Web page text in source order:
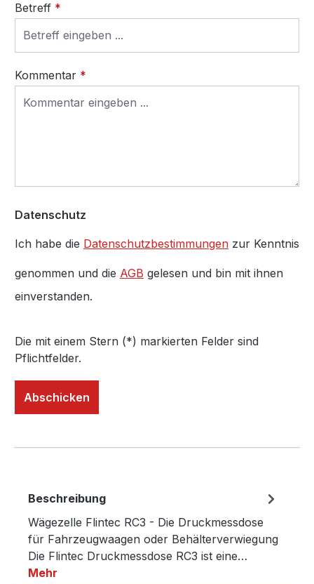
Betreff *
Kommentar *
Datenschutz
Ich habe die Datenschutzbestimmungen zur Kenntnis
genommen und die AGB gelesen und bin mit ihnen
einverstanden.
Die mit einem Stern (*) markierten Felder sind
Pflichtfelder.
Abschicken
Beschreibung
Wägezelle Flintec RC3 - Die Druckmessdose
für Fahrzeugwaagen oder Behälterverwiegung
Die Flintec Druckmessdose RC3 ist eine…
Mehr